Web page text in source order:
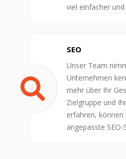
viel einfacher und
SEO
Unser Team
Unternehmen
mehr über Ihr
Zielgruppe und
erfahren,
angepasste